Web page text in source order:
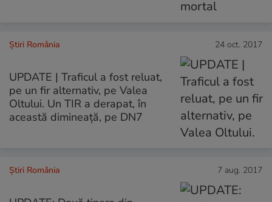
Știri România 24 oct. 2017
UPDATE | Traficul a fost reluat,
pe un fir alternativ, pe Valea
Oltului. Un TIR a derapat, în
această dimineață, pe DN7
Știri România 7 aug. 2017